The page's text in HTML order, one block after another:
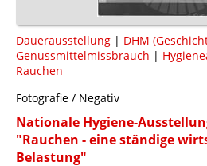
Dauerausstellung | DHM
Genussmittelmissbrauch |
Rauchen
Fotografie / Negativ
Nationale Hygiene-
"Rauchen - eine ständige
Belastung"